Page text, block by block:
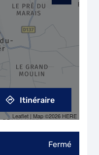
Fermé
Leaflet | Map ©2026 HERE
Itinéraire